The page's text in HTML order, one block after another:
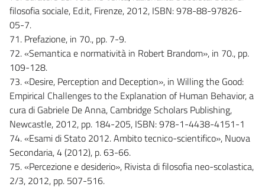
filosofia sociale, Ed.it, Firenze, 2012, ISBN: 978-88-97826-
05-7.
71. Prefazione, in 70., pp. 7-9.
72. «Semantica e normatività in Robert Brandom», in 70., pp.
109-128.
73. «Desire, Perception and Deception», in Willing the Good:
Empirical Challenges to the Explanation of Human Behavior, a
cura di Gabriele De Anna, Cambridge Scholars Publishing,
Newcastle, 2012, pp. 184-205, ISBN: 978-1-4438-4151-1
74. «Esami di Stato 2012. Ambito tecnico-scientifico», Nuova
Secondaria, 4 (2012), p. 63-66.
75. «Percezione e desiderio», Rivista di filosofia neo-scolastica,
2/3, 2012, pp. 507-516.